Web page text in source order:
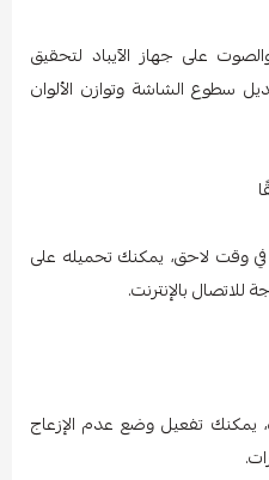
على جهاز الآيباد لتحقيق
سطوع الشاشة وتوازن الألوان
وقت لاحق، يمكنك تحميله على
للاتصال بالإنترنت.
يمكنك تفعيل وضع عدم الإزعاج